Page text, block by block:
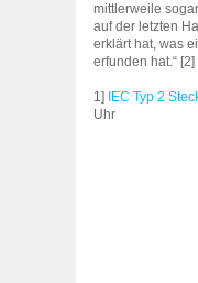
mittlerweile
auf der letzten
erklärt hat, was
erfunden hat.“ [2]
1] IEC Typ 2
Uhr